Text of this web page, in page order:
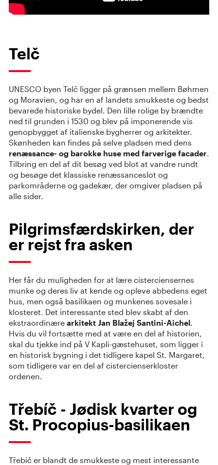
Telč
UNESCO byen Telč ligger på grænsen mellem Bøhmen
og Moravien, og har en af landets smukkeste og bedst
bevarede historiske bydel. Den lille rolige by brændte
ned til grunden i 1530 og blev på imponerende vis
genopbygget af italienske bygherrer og arkitekter.
Skønheden kan findes på selve pladsen med dens
renæssance- og barokke huse med farverige facader
Tilbring en del af dit besøg ved blot at vandre rundt
og besøge det klassiske renæssanceslot og
parkområderne og gadekær, der omgiver pladsen på
alle sider.
Pilgrimsfærdskirken, der
er rejst fra asken
Her får du muligheden for at lære cisterciensernes
munke og deres liv at kende og opleve abbedens eget
hus, men også basilikaen og munkenes sovesale i
klosteret. Det interessante sted blev skabt af den
ekstraordinære arkitekt Jan Blažej Santini-Aichel
Hvis du vil fortsætte med at være en del af historien,
skal du tjekke ind på V Kapli-gæstehuset, som ligger i
en historisk bygning i det tidligere kapel St. Margaret,
som tidligere var en del af cistercienserkloster
ordenen.
Třebíč - Jødisk kvarter og
St. Procopius-basilikaen
Třebíč er blandt de smukkeste og mest interessante